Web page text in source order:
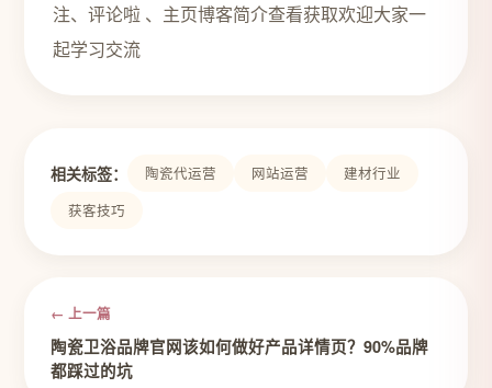
注、评论啦 、主页博客简介查看获取欢迎大家一
起学习交流
相关标签： 陶瓷代运营 网站运营
建材行业
获客技巧
← 上一篇
陶瓷卫浴品牌官网该如何做好产品详情页？90%品牌
都踩过的坑